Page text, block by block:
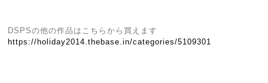
DSPSの他の作品はこちらから買えます
https://holiday2014.thebase.in/categories/5109301